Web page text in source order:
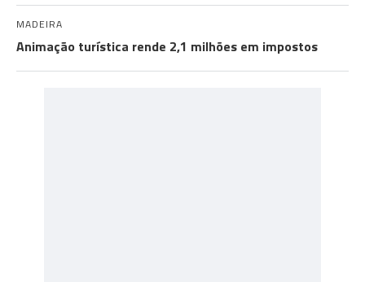
MADEIRA
Animação turística rende 2,1 milhões em impostos